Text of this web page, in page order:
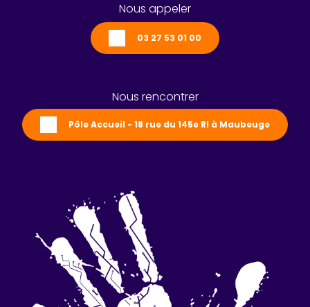
Nous appeler
03 27 53 01 00
Nous rencontrer
Pôle Accueil - 18 rue du 145e RI à Maubeuge